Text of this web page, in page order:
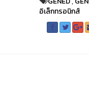
อิเล็กทรอนิกส์